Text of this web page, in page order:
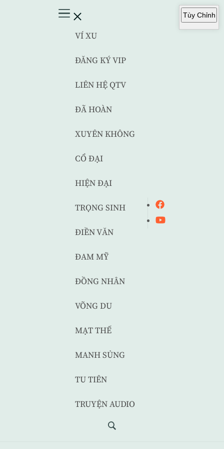
VÍ XU
ĐĂNG KÝ VIP
LIÊN HỆ QTV
ĐÃ HOÀN
XUYÊN KHÔNG
CỔ ĐẠI
HIỆN ĐẠI
TRỌNG SINH
ĐIỀN VĂN
ĐAM MỸ
ĐỒNG NHÂN
VÕNG DU
MẠT THẾ
MANH SỦNG
TU TIÊN
TRUYỆN AUDIO
Tùy Chỉnh